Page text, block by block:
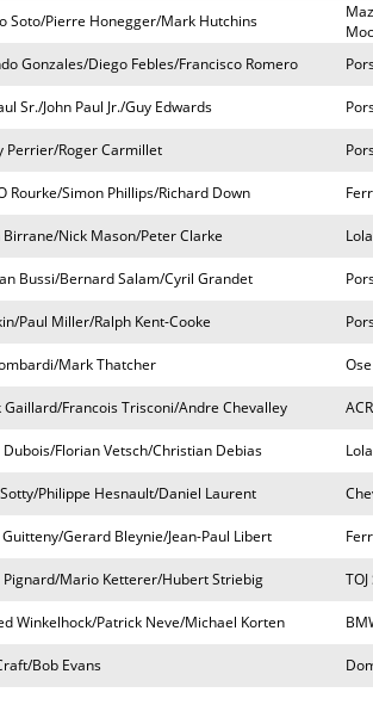
Soto/Pierre Honegger/Mark Hutchins
Gonzales/Diego Febles/Francisco Romero
Sr./John Paul Jr./Guy Edwards
Perrier/Roger Carmillet
Rourke/Simon Phillips/Richard Down
Nick Mason/Peter Clarke
Bussi/Bernard Salam/Cyril Grandet
Paul Miller/Ralph Kent-Cooke
Mark Thatcher
Gaillard/Francois Trisconi/Andre Chevalley
Dubois/Florian Vetsch/Christian Debias
Philippe Hesnault/Daniel Laurent
Guitteny/Gerard Bleynie/Jean-Paul Libert
Pignard/Mario Ketterer/Hubert Striebig
Winkelhock/Patrick Neve/Michael Korten
Bob Evans